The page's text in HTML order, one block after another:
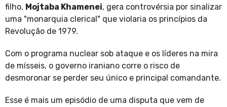
filho, Mojtaba Khamenei, gera controvérsia por sinalizar
uma "monarquia clerical" que violaria os princípios da
Revolução de 1979.
Com o programa nuclear sob ataque e os líderes na mira
de mísseis, o governo iraniano corre o risco de
desmoronar se perder seu único e principal comandante.
Esse é mais um episódio de uma disputa que vem de